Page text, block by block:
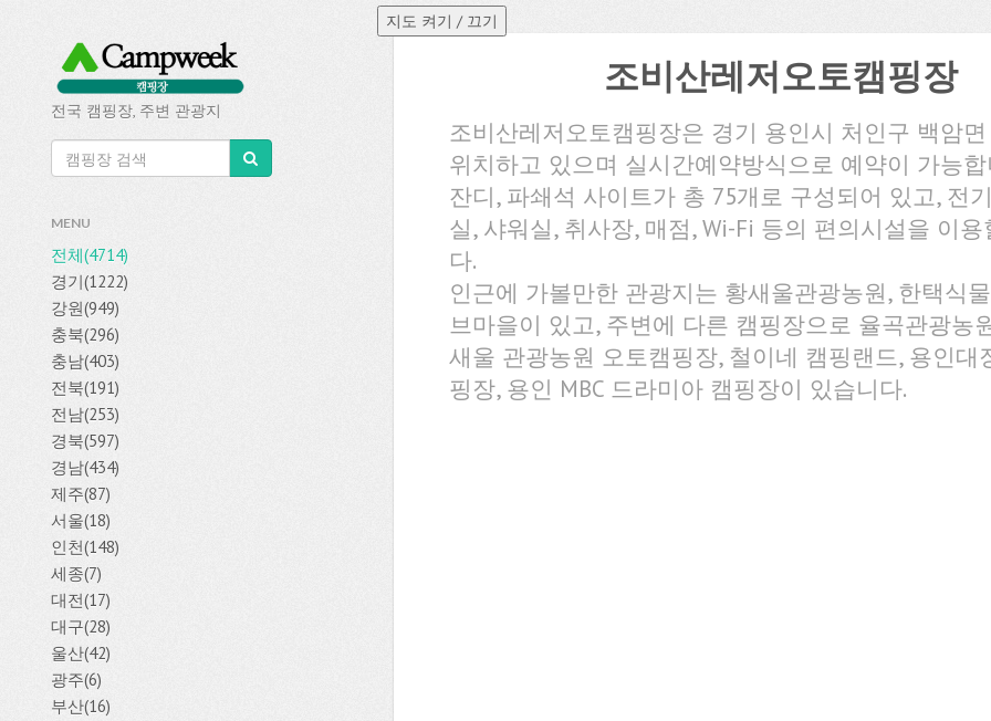
전국 캠핑장, 주변 관광지
MENU
전체(4714)
경기(1222)
강원(949)
충북(296)
충남(403)
전북(191)
전남(253)
경북(597)
경남(434)
제주(87)
서울(18)
인천(148)
세종(7)
대전(17)
대구(28)
울산(42)
광주(6)
부산(16)
조비산레저오토캠핑장
조비산레저오토캠핑장은 경기 용인시 처인구 백암
위치하고 있으며 실시간예약방식으로 예약이 가능합
잔디, 파쇄석 사이트가 총 75개로 구성되어 있고, 전
실, 샤워실, 취사장, 매점, Wi-Fi 등의 편의시설을 이
다.
인근에 가볼만한 관광지는 황새울관광농원, 한택식
브마을이 있고, 주변에 다른 캠핑장으로 율곡관광농
새울 관광농원 오토캠핑장, 철이네 캠핑랜드, 용인대
핑장, 용인 MBC 드라미아 캠핑장이 있습니다.